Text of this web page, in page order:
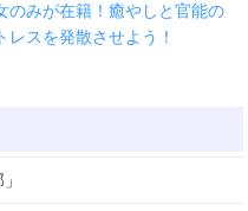
のみが在籍！癒やしと官能の
レスを発散させよう！